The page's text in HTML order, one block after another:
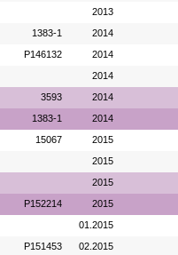
2013
1383-1 2014
P146132 2014
2014
3593 2014
1383-1 2014
15067 2015
2015
2015
P152214 2015
01.2015
P151453 02.2015